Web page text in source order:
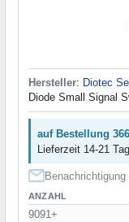
Hersteller: Diotec
Diode Small Signal
auf Bestellung
Lieferzeit 14-21
ANZAHL
9091+